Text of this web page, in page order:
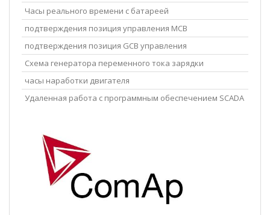
Часы реального времени с батареей
подтверждения позиция управления MCB
подтверждения позиция GCB управления
Схема генератора переменного тока зарядки
часы наработки двигателя
Удаленная работа с программным обеспечением SCADA